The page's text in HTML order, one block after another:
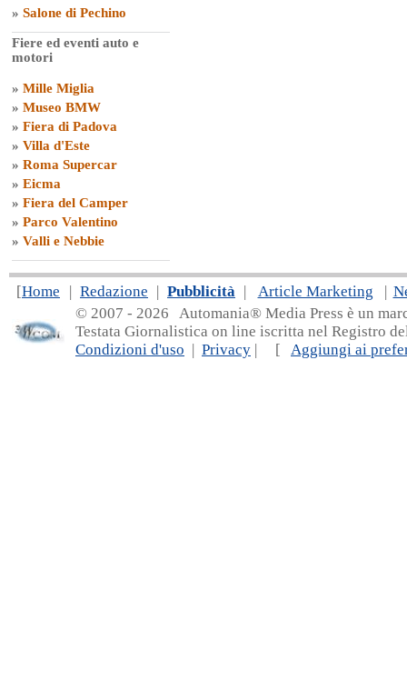
» Salone di Pechino
Fiere ed eventi auto e
motori
» Mille Miglia
» Museo BMW
» Fiera di Padova
» Villa d'Este
» Roma Supercar
» Eicma
» Fiera del Camper
» Parco Valentino
» Valli e Nebbie
[Home | Redazione | Pubblicità | Article Marketing |
© 2007 - 2026 Automania® Media Press è un
Testata Giornalistica on line iscritta nel Registro
Condizioni d'uso | Privacy | [ Aggiungi ai